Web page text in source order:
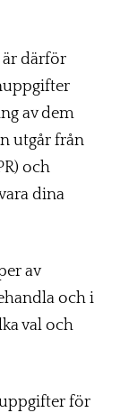
är därför
av dem
utgår från
och
dina
av
och i
val och
för